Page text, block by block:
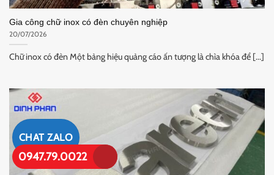
CHAT ZALO
0947.79.0022
Gia công chữ inox có đèn chuyên nghiệp
20/07/2026
Chữ inox có đèn Một bảng hiệu quảng cáo ấn tượng là chìa khóa để [...]